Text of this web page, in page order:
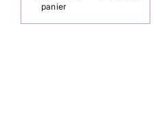
panier